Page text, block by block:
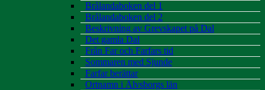
Brålandaboken del 1
Brålandaboken del 2
Beskrivning av Grevskapet på Dal
Det gamla Dal
Från Far och Farfars tid
Sommaren med Sjunde
Farfar berättar
Ortnamn i Älvsborgs län